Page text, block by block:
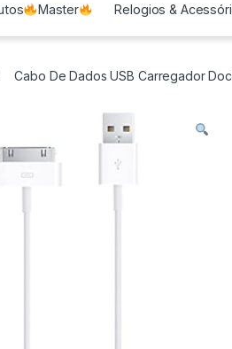
Master Relogios &
Cabo De Dados USB Carregador